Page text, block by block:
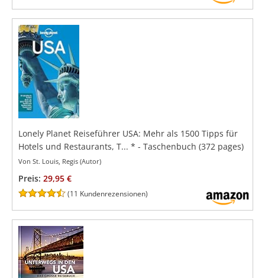
Lonely Planet Reiseführer USA: Mehr als 1500 Tipps für
Hotels und Restaurants, T... * - Taschenbuch (372 pages)
Von St. Louis, Regis (Autor)
Preis: 29,95 €
(11 Kundenrezensionen)